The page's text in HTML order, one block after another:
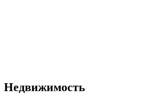
Недвижимость